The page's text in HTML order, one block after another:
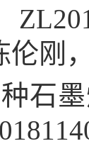
伦刚
石